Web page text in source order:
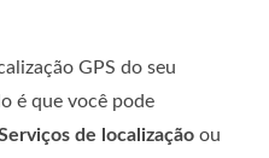
GPS do seu
é que você pode
de localização ou